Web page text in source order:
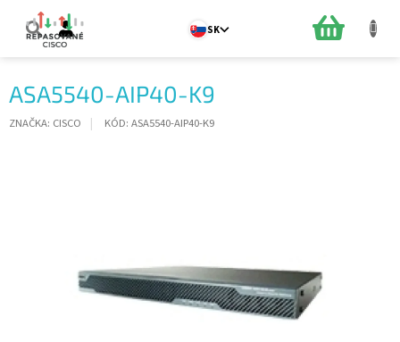
obsah
SK
ASA5540-AIP40-K9
ZNAČKA: CISCO KÓD: ASA5540-AIP40-K9